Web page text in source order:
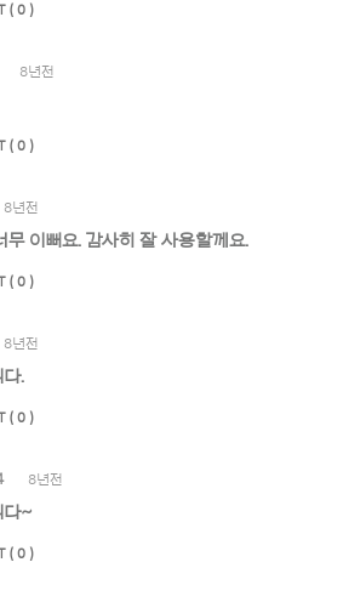
( 0 )
8년전
( 0 )
8년전
무 이뻐요. 감사히 잘 사용할께요.
( 0 )
8년전
다.
( 0 )
8년전
다~
( 0 )